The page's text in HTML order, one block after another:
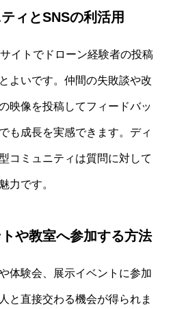
ィとSNSの利活用
イトでドローン経験者の投稿
よいです。仲間の失敗談や改
映像を投稿してフィードバッ
も成長を実感できます。ディ
コミュニティは質問に対して
力です。
や教室へ参加する方法
体験会、展示イベントに参加
と直接交わる機会が得られま